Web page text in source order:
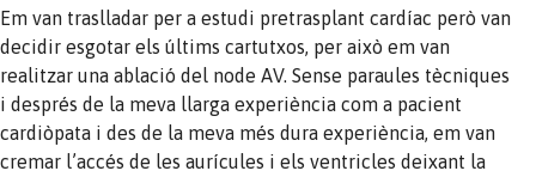
Em van traslladar per a estudi pretrasplant cardíac però van
decidir esgotar els últims cartutxos, per això em van
realitzar una ablació del node AV. Sense paraules tècniques
i després de la meva llarga experiència com a pacient
cardiòpata i des de la meva més dura experiència, em van
cremar l’accés de les aurícules i els ventricles deixant la